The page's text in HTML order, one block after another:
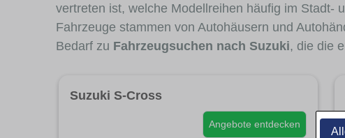
vertreten ist, welche Modellreihen häufig im Stadt-
Fahrzeuge stammen von Autohäusern und
Bedarf zu Fahrzeugsuchen nach Suzuki, die die
Suzuki S-Cross
Angebote entdecken